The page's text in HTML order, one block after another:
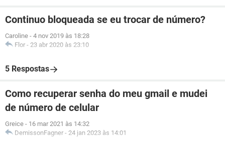
Continuo bloqueada se eu trocar de número?
Caroline - 4 nov 2019 às 18:28
Flor - 23 abr 2020 às 23:10
5 Respostas
Como recuperar senha do meu gmail e mudei
de número de celular
Greice - 16 mar 2021 às 14:32
DemissonFagner - 24 jan 2023 às 14:01